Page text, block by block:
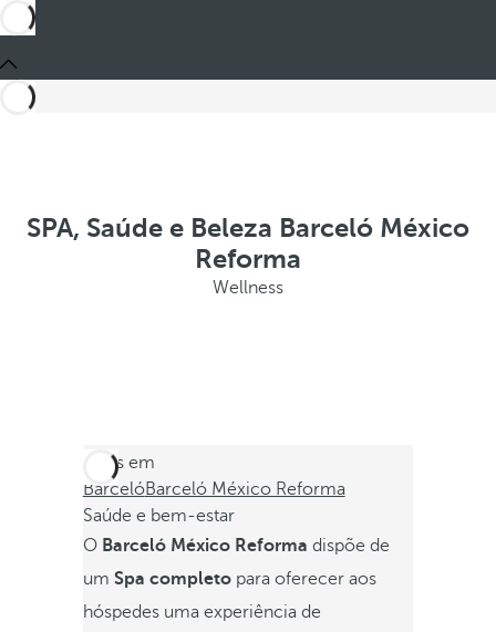
SPA, Saúde e Beleza Barceló México
Reforma
Wellness
Estes em
BarcelóBarceló México Reforma
Saúde e bem-estar
O Barceló México Reforma dispõe de
um Spa completo para oferecer aos
hóspedes uma experiência de